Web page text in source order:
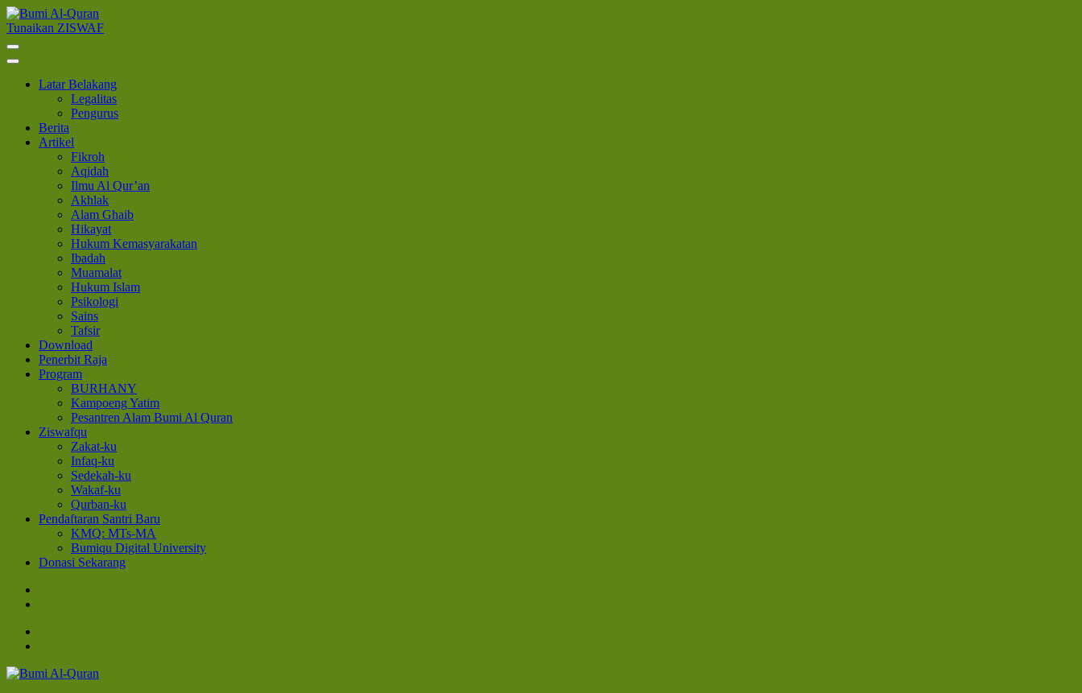
Lompat
ke
konten
(Tekan
Tunaikan ZISWAF
Latar Belakang
Legalitas
Pengurus
Berita
Artikel
Fikroh
Aqidah
Ilmu Al Qur’an
Akhlak
Alam Ghaib
Hikayat
Hukum Kemasyarakatan
Ibadah
Muamalat
Hukum Islam
Psikologi
Sains
Tafsir
Download
Penerbit Raja
Program
BURHANY
Kampoeng Yatim
Pesantren Alam Bumi Al Quran
Ziswafqu
Zakat-ku
Infaq-ku
Sedekah-ku
Wakaf-ku
Qurban-ku
Pendaftaran Santri Baru
KMQ: MTs-MA
Bumiqu Digital University
Donasi Sekarang